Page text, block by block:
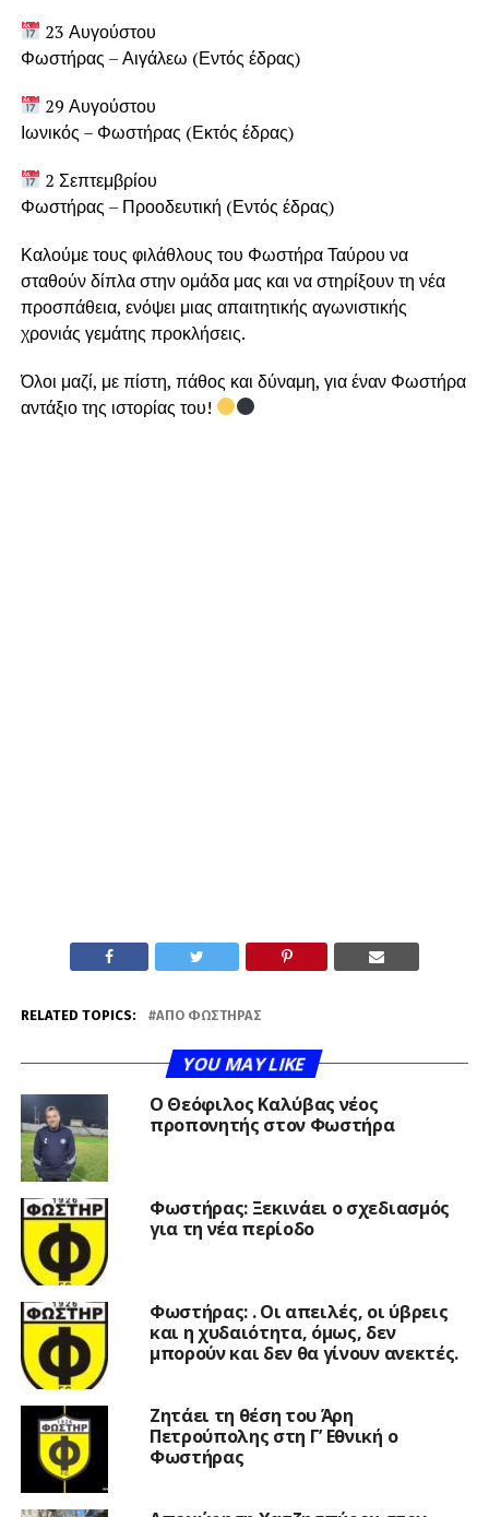
23 Αυγούστου
Φωστήρας – Αιγάλεω (Εντός έδρας)
29 Αυγούστου
Ιωνικός – Φωστήρας (Εκτός έδρας)
2 Σεπτεμβρίου
Φωστήρας – Προοδευτική (Εντός έδρας)
Καλούμε τους φιλάθλους του Φωστήρα Ταύρου να
σταθούν δίπλα στην ομάδα μας και να στηρίξουν τη νέα
προσπάθεια, ενόψει μιας απαιτητικής αγωνιστικής
χρονιάς γεμάτης προκλήσεις.
Όλοι μαζί, με πίστη, πάθος και δύναμη, για έναν Φωστήρα
αντάξιο της ιστορίας του!
RELATED TOPICS: ΑΠΟ ΦΩΣΤΉΡΑΣ
YOU MAY LIKE
Ο Θεόφιλος Καλύβας νέος
προπονητής στον Φωστήρα
Φωστήρας: Ξεκινάει ο σχεδιασμός
για τη νέα περίοδο
Φωστήρας: . Οι απειλές, οι ύβρεις
και η χυδαιότητα, όμως, δεν
μπορούν και δεν θα γίνουν ανεκτές.
Ζητάει τη θέση του Άρη
Πετρούπολης στη Γ’ Εθνική ο
Φωστήρας